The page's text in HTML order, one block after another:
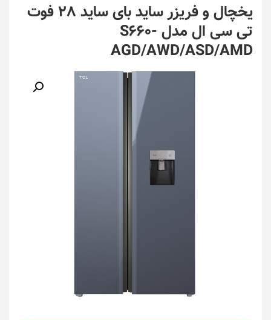
یخچال و فریزر ساید بای ساید 28 فوت
تی سی ال مدل S660-
AGD/AWD/ASD/AMD